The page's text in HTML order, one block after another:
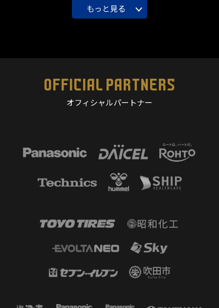
もっと見る
OFFICIAL PARTNERS
オフィシャルパートナー